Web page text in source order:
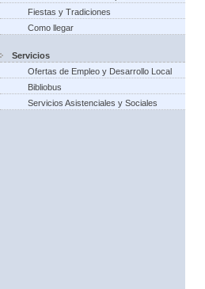
Fiestas y Tradiciones
Como llegar
Servicios
Ofertas de Empleo y Desarrollo Local
Bibliobus
Servicios Asistenciales y Sociales